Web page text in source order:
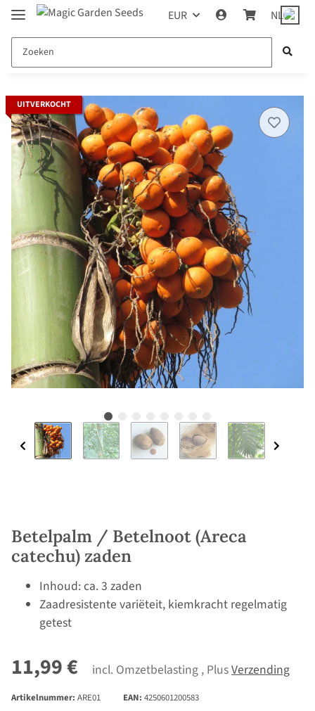
EUR NL
UITVERKOCHT
Betelpalm / Betelnoot (Areca
catechu) zaden
Inhoud: ca. 3 zaden
Zaadresistente variëteit, kiemkracht regelmatig
getest
11,99 € incl. Omzetbelasting , PlusVerzending
Artikelnummer: ARE01 EAN: 4250601200583